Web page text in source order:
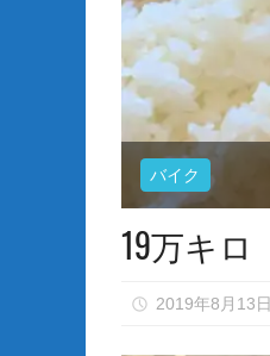
バイク
19万キロ
2019年8月13日